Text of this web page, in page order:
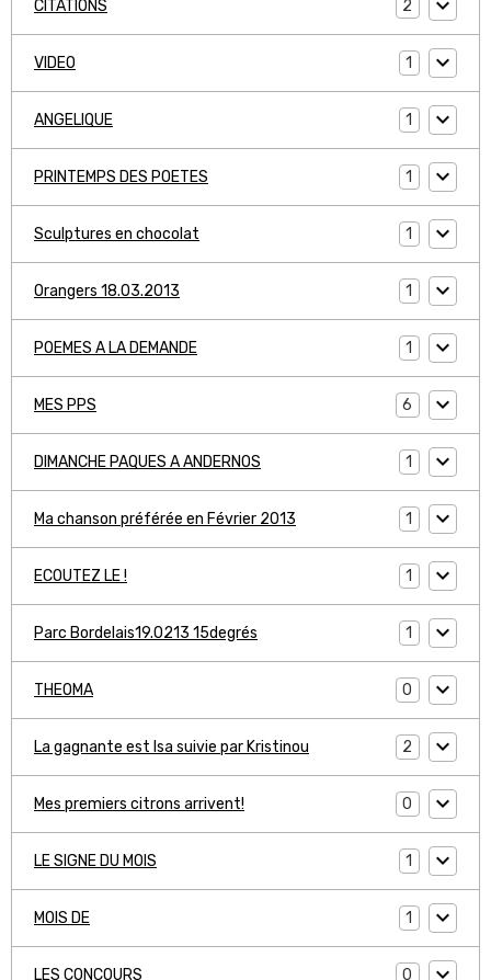
CITATIONS 2
VIDEO 1
ANGELIQUE 1
PRINTEMPS DES POETES 1
Sculptures en chocolat 1
Orangers 18.03.2013 1
POEMES A LA DEMANDE 1
MES PPS 6
DIMANCHE PAQUES A ANDERNOS 1
Ma chanson préférée en Février 2013 1
ECOUTEZ LE ! 1
Parc Bordelais19.0213 15degrés 1
THEOMA 0
La gagnante est Isa suivie par Kristinou 2
Mes premiers citrons arrivent! 0
LE SIGNE DU MOIS 1
MOIS DE 1
LES CONCOURS 0